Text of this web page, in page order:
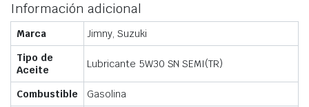
Información adicional
Marca
Jimny, Suzuki
Tipo de
Aceite
Lubricante 5W30 SN SEMI(TR)
Combustible Gasolina